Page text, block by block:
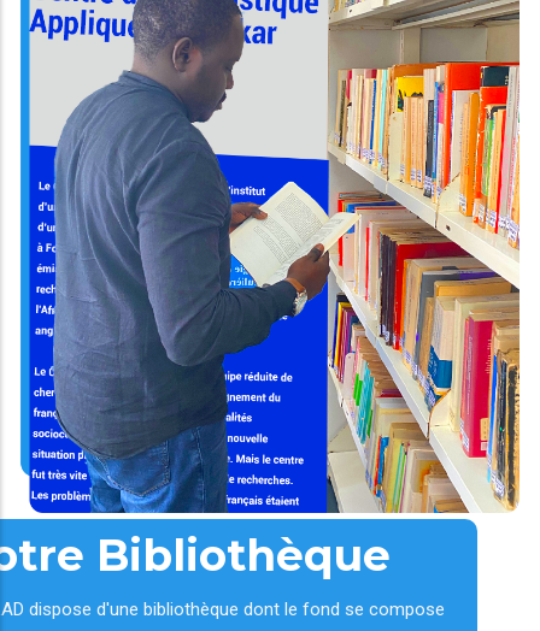
Bibliothèque
dispose d'une bibliothèque dont le fond se compose